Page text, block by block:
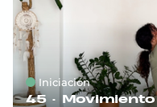
Iniciación
45 · Movimiento